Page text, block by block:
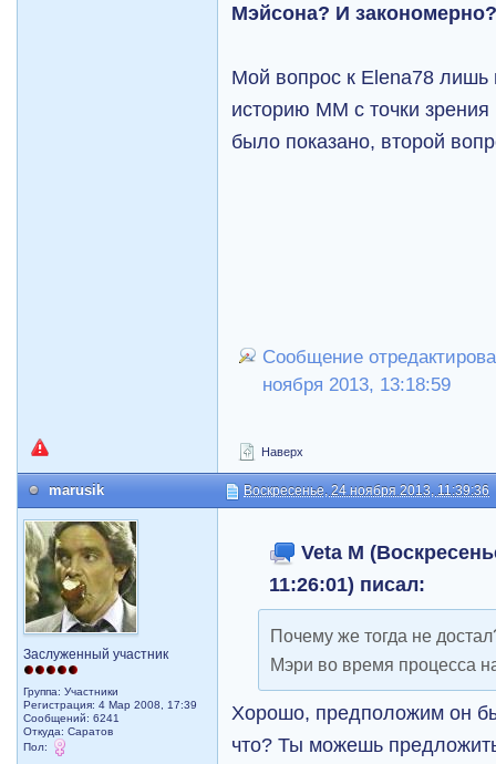
Мэйсона? И
Мой вопрос к Elena78 лишь
историю ММ с точки зрения
было показано, второй
Сообщение
ноября 2013, 13:18:59
Наверх
marusik Воскресенье, 24 ноября 2013, 11:39:36
Заслуженный участник
Группа: Участники
Регистрация: 4 Мар 2008, 17:39
Сообщений: 6241
Откуда: Саратов
Пол:
Veta M
11:26:01) писал:
Почему же тогда не
Мэри во время процесса
Хорошо, предположим он
что? Ты можешь